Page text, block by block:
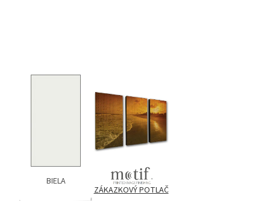
BIELA
ZÁKAZKOVÝ POTLAČ